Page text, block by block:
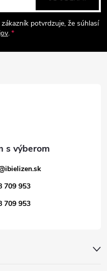
zákazník potvrdzuje, že súhlasí
.
ibielizen.sk
709 953
709 953